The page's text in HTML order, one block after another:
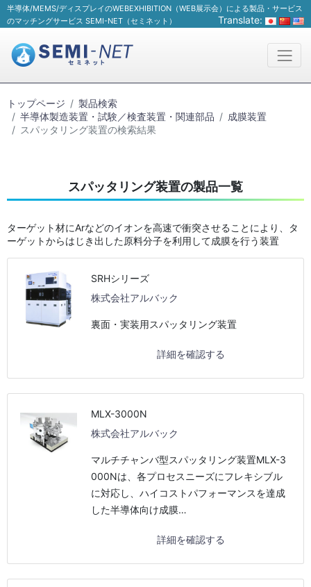
半導体/MEMS/ディスプレイのWEBEXHIBITION（WEB展示会）による製品・サービス
のマッチングサービス SEMI-NET（セミネット）
Translate:
トップページ
製品検索
半導体製造装置・試験／検査装置・関連部品
成膜装置
スパッタリング装置の検索結果
スパッタリング装置の製品一覧
ターゲット材にArなどのイオンを高速で衝突させることにより、タ
ーゲットからはじき出した原料分子を利用して成膜を行う装置
SRHシリーズ
株式会社アルバック
裏面・実装用スパッタリング装置
詳細を確認する
MLX-3000N
株式会社アルバック
マルチチャンバ型スパッタリング装置MLX-3
000Nは、各プロセスニーズにフレキシブル
に対応し、ハイコストパフォーマンスを達成
した半導体向け成膜…
詳細を確認する